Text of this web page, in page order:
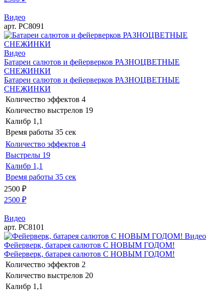
Видео
арт. РС8091
Видео
Батареи салютов и фейерверков РАЗНОЦВЕТНЫЕ
СНЕЖИНКИ
Батареи салютов и фейерверков РАЗНОЦВЕТНЫЕ
СНЕЖИНКИ
Количество эффектов 4
Количество выстрелов 19
Калибр 1,1
Время работы 35 сек
Количество эффектов 4
Выстрелы 19
Калибр 1,1
Время работы 35 сек
2500 ₽
2500 ₽
Видео
арт. РС8101
Видео
Фейерверк, батарея салютов С НОВЫМ ГОДОМ!
Фейерверк, батарея салютов С НОВЫМ ГОДОМ!
Количество эффектов 2
Количество выстрелов 20
Калибр 1,1